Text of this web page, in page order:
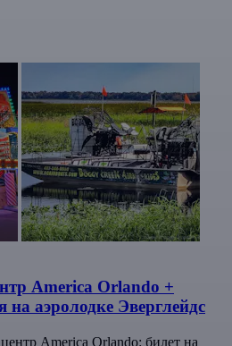
America Orlando +
аэролодке Эверглейдс
America Orlando: билет на